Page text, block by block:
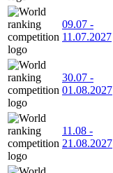
09.07 -
11.07.2027
30.07 -
01.08.2027
11.08 -
21.08.2027